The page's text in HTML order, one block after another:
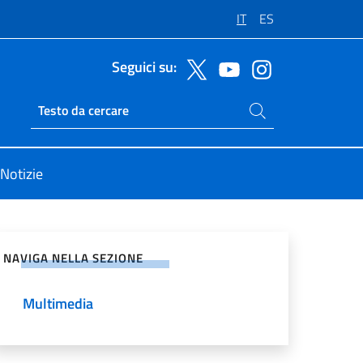
IT ES
Seguici su:
Ricerca sito live
Cerca nel sito
Notizie
NAVIGA NELLA SEZIONE
Multimedia